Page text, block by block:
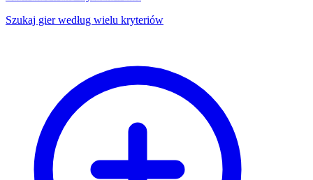
Szukaj gier według wielu kryteriów